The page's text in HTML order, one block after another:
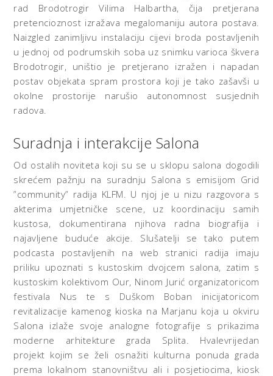
rad Brodotrogir Vilima Halbartha, čija pretjerana
pretencioznost izražava megalomaniju autora postava.
Naizgled zanimljivu instalaciju cijevi broda postavljenih
u jednoj od podrumskih soba uz snimku varioca škvera
Brodotrogir, uništio je pretjerano izražen i napadan
postav objekata spram prostora koji je tako zašavši u
okolne prostorije narušio autonomnost susjednih
radova.
Suradnja i interakcije Salona
Od ostalih noviteta koji su se u sklopu salona dogodili
skrećem pažnju na suradnju Salona s emisijom Grid
”community” radija KLFM. U njoj je u nizu razgovora s
akterima umjetničke scene, uz koordinaciju samih
kustosa, dokumentirana njihova radna biografija i
najavljene buduće akcije. Slušatelji se tako putem
podcasta postavljenih na web stranici radija imaju
priliku upoznati s kustoskim dvojcem salona, zatim s
kustoskim kolektivom Our, Ninom Jurić organizatoricom
festivala Nus te s Duškom Boban inicijatoricom
revitalizacije kamenog kioska na Marjanu koja u okviru
Salona izlaže svoje analogne fotografije s prikazima
moderne arhitekture grada Splita. Hvalevrijedan
projekt kojim se želi osnažiti kulturna ponuda grada
prema lokalnom stanovništvu ali i posjetiocima, kiosk